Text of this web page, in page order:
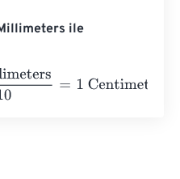
ile
10=1 Centimeters